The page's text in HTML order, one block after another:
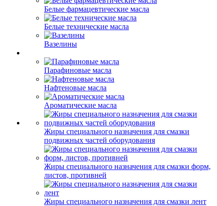
Белые фармацевтические масла
Белые технические масла
Вазелины
Парафиновые масла
Нафтеновые масла
Ароматические масла
Жиры специального назначения для смазки
подвижных частей оборудования
Жиры специального назначения для смазки форм,
листов, противней
Жиры специального назначения для смазки лент